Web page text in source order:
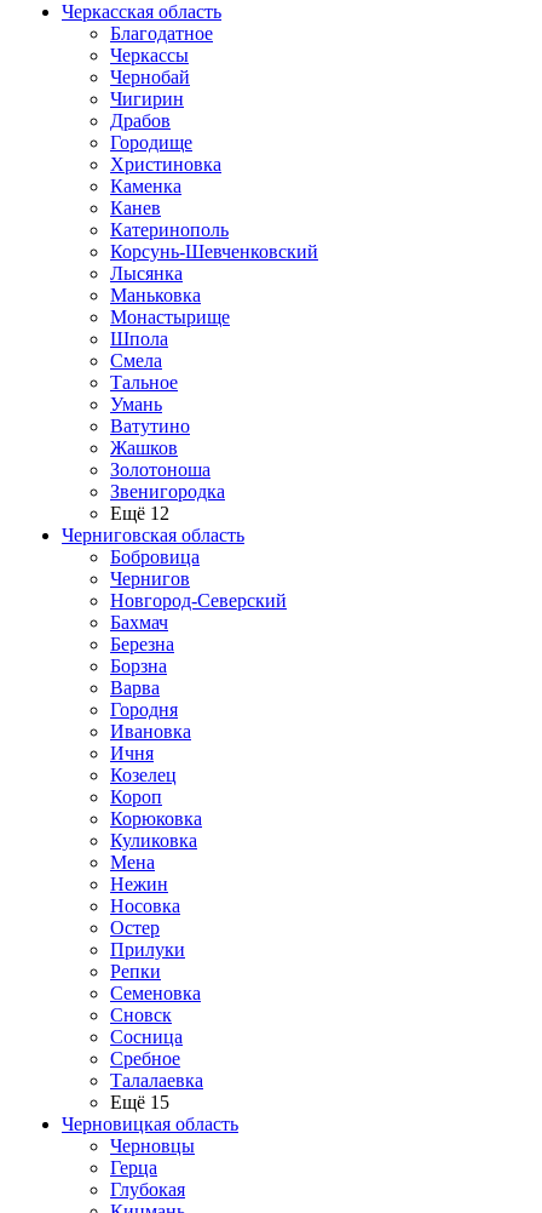
Черкасская область
Благодатное
Черкассы
Чернобай
Чигирин
Драбов
Городище
Христиновка
Каменка
Канев
Катеринополь
Корсунь-Шевченковский
Лысянка
Маньковка
Монастырище
Шпола
Смела
Тальное
Умань
Ватутино
Жашков
Золотоноша
Звенигородка
Ещё 12
Черниговская область
Бобровица
Чернигов
Новгород-Северский
Бахмач
Березна
Борзна
Варва
Городня
Ивановка
Ичня
Козелец
Короп
Корюковка
Куликовка
Мена
Нежин
Носовка
Остер
Прилуки
Репки
Семеновка
Сновск
Сосница
Сребное
Талалаевка
Ещё 15
Черновицкая область
Черновцы
Герца
Глубокая